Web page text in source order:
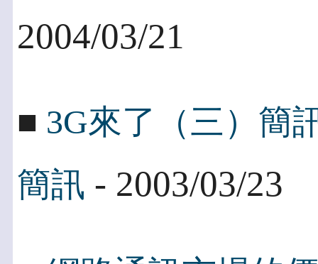
2004/03/21
■ 3G來了（三）簡
簡訊 - 2003/03/23